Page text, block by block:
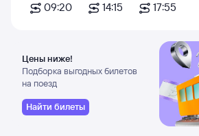
09:20
14:15 17:55
Цены ниже!
Подборка выгодных билетов
на поезд
Найти билеты